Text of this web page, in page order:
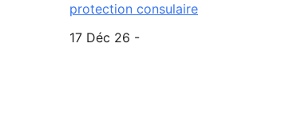
protection consulaire
17 Déc 26 -